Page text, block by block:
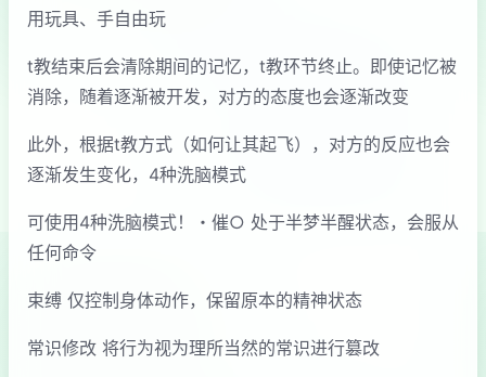
用玩具、手自由玩
t教结束后会清除期间的记忆，t教环节终止。即使记忆被
消除，随着逐渐被开发，对方的态度也会逐渐改变
此外，根据t教方式（如何让其起飞），对方的反应也会
逐渐发生变化，4种洗脑模式
可使用4种洗脑模式！・催○ 处于半梦半醒状态，会服从
任何命令
束缚 仅控制身体动作，保留原本的精神状态
常识修改 将行为视为理所当然的常识进行篡改